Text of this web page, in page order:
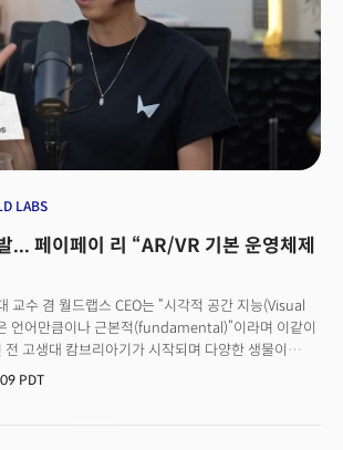
LABS
... 페이페이 리 “AR/VR 기본 운영체제
교수 겸 월드랩스 CEO는 “시각적 공간 지능(Visual
어만큼이나 근본적(fundamental)”이라며 이같이
고생대 캄브리아기가 시작되며 다양한 생물이
‘공간 지능’ 기반의 폭발적 혁신, 기회가 창출될
PDT